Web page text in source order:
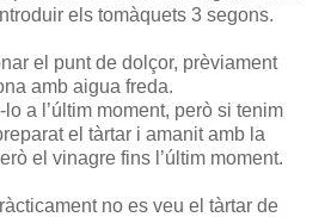
els tomàquets 3 segons.
el punt de dolçor, prèviament
amb aigua freda.
a l’últim moment, però si tenim
el tàrtar i amanit amb la
el vinagre fins l’últim moment.
no es veu el tàrtar de